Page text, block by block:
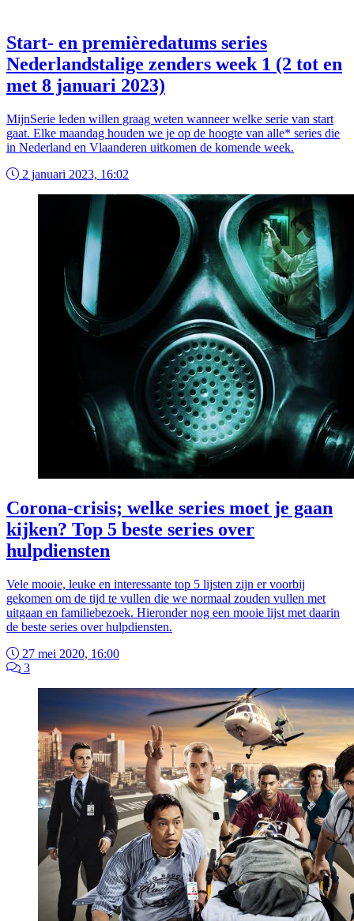
Start- en premièredatums series
Nederlandstalige zenders week 1 (2 tot en
met 8 januari 2023)
MijnSerie leden willen graag weten wanneer welke serie van start
gaat. Elke maandag houden we je op de hoogte van alle* series die
in Nederland en Vlaanderen uitkomen de komende week.
2 januari 2023, 16:02
Corona-crisis; welke series moet je gaan
kijken? Top 5 beste series over
hulpdiensten
Vele mooie, leuke en interessante top 5 lijsten zijn er voorbij
gekomen om de tijd te vullen die we normaal zouden vullen met
uitgaan en familiebezoek. Hieronder nog een mooie lijst met daarin
de beste series over hulpdiensten.
27 mei 2020, 16:00
3